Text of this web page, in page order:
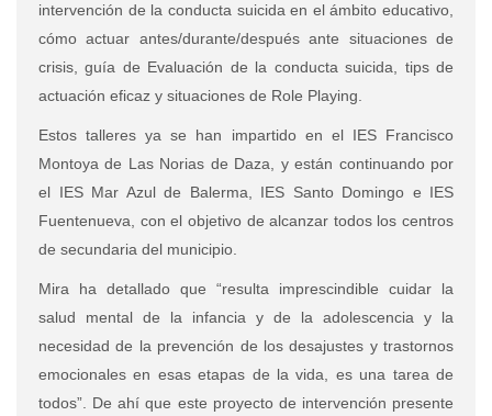
intervención de la conducta suicida en el ámbito educativo,
cómo actuar antes/durante/después ante situaciones de
crisis, guía de Evaluación de la conducta suicida, tips de
actuación eficaz y situaciones de Role Playing.
Estos talleres ya se han impartido en el IES Francisco
Montoya de Las Norias de Daza, y están continuando por
el IES Mar Azul de Balerma, IES Santo Domingo e IES
Fuentenueva, con el objetivo de alcanzar todos los centros
de secundaria del municipio.
Mira ha detallado que “resulta imprescindible cuidar la
salud mental de la infancia y de la adolescencia y la
necesidad de la prevención de los desajustes y trastornos
emocionales en esas etapas de la vida, es una tarea de
todos”. De ahí que este proyecto de intervención presente